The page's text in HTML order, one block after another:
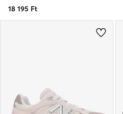
18 195 Ft